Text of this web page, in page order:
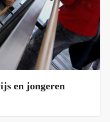
en jongeren